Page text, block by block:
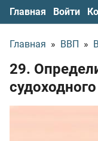
Главная Войти
Главная » ВВП »
29.